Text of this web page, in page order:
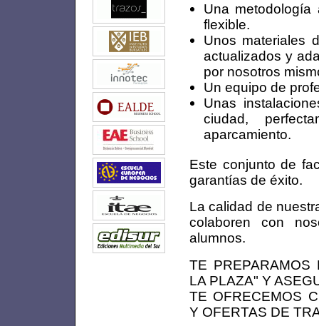
Una
flexible.
Unos materiales
actualizados y
por nosotros
Un equipo de
Unas
ciudad,
aparcamiento.
Este conjunto de
garantías de éxito.
La calidad de
colaboren con
alumnos.
TE PREPARAMOS
LA PLAZA" Y
TE OFRECEMOS
Y OFERTAS DE